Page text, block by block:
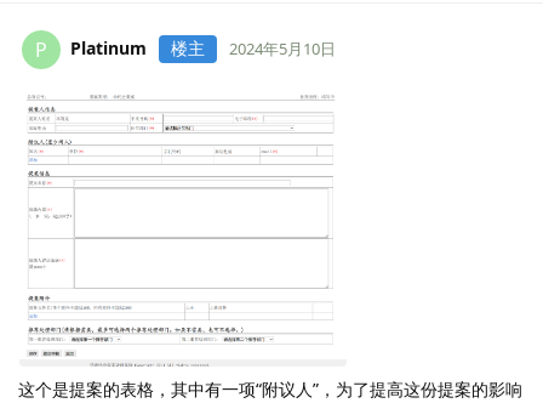
P Platinum 楼主 2024年5月10日
这个是提案的表格，其中有一项“附议人”，为了提高这份提案的影响